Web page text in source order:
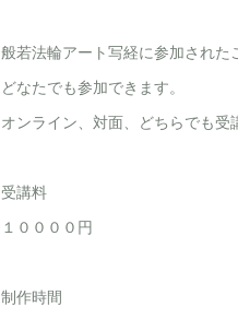
般若法輪アート写経に参加された
どなたでも参加できます。
オンライン、対面、どちらでも受
受講料
１００００円
制作時間